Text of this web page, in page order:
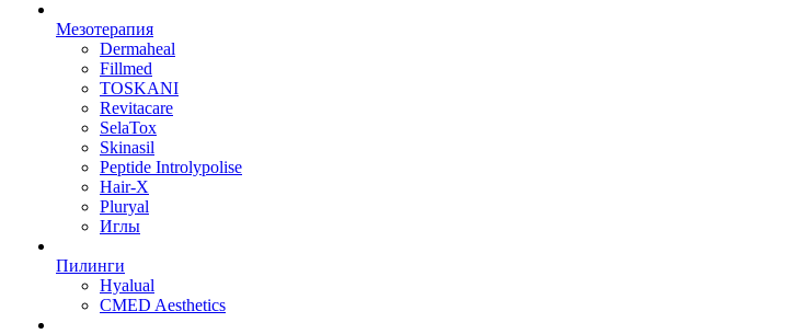
Мезотерапия
Dermaheal
Fillmed
TOSKANI
Revitacare
SelaTox
Skinasil
Peptide Introlypolise
Hair-X
Pluryal
Иглы
Пилинги
Hyalual
CMED Aesthetics